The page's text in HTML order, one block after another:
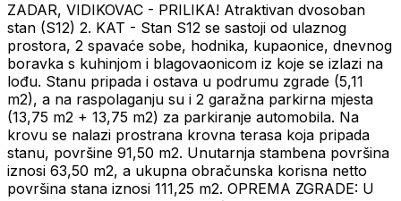
ZADAR, VIDIKOVAC - PRILIKA! Atraktivan dvosoban
stan (S12) 2. KAT - Stan S12 se sastoji od ulaznog
prostora, 2 spavaće sobe, hodnika, kupaonice, dnevnog
boravka s kuhinjom i blagovaonicom iz koje se izlazi na
lođu. Stanu pripada i ostava u podrumu zgrade (5,11
m2), a na raspolaganju su i 2 garažna parkirna mjesta
(13,75 m2 + 13,75 m2) za parkiranje automobila. Na
krovu se nalazi prostrana krovna terasa koja pripada
stanu, površine 91,50 m2. Unutarnja stambena površina
iznosi 63,50 m2, a ukupna obračunska korisna netto
površina stana iznosi 111,25 m2. OPREMA ZGRADE: U